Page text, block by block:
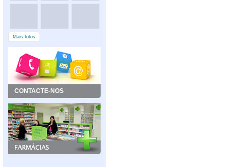
Mais fotos
CONTACTE-NOS